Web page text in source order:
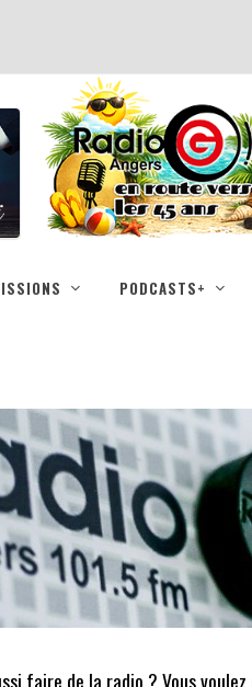
PODCASTS+
faire de la radio ? Vous